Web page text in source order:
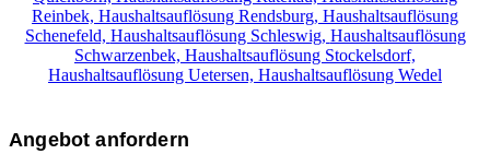
Reinbek, Haushaltsauflösung Rendsburg, Haushaltsauflösung
Schenefeld, Haushaltsauflösung Schleswig, Haushaltsauflösung
Schwarzenbek, Haushaltsauflösung Stockelsdorf,
Haushaltsauflösung Uetersen, Haushaltsauflösung Wedel
Angebot anfordern